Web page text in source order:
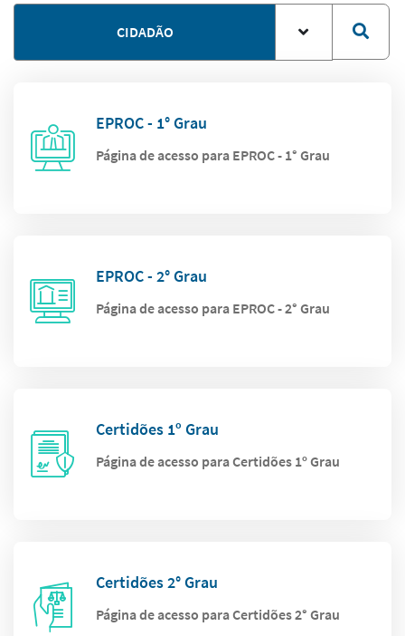
CIDADÃO
EPROC - 1° Grau
Página de acesso para EPROC - 1° Grau
EPROC - 2° Grau
Página de acesso para EPROC - 2° Grau
Certidões 1º Grau
Página de acesso para Certidões 1º Grau
Certidões 2° Grau
Página de acesso para Certidões 2° Grau